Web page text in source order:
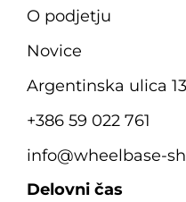
O podjetju
Novice
Argentinska ulica
+386 59 022 761
info@wheelbase-
Delovni čas